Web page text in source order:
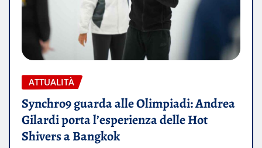
ATTUALITÀ
Synchro9 guarda alle Olimpiadi: Andrea
Gilardi porta l’esperienza delle Hot
Shivers a Bangkok